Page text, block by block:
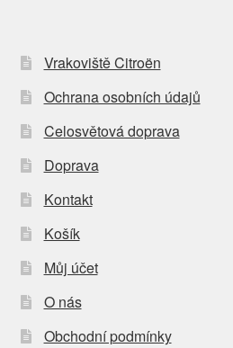
Vrakoviště Citroën
Ochrana osobních údajů
Celosvětová doprava
Doprava
Kontakt
Košík
Můj účet
O nás
Obchodní podmínky